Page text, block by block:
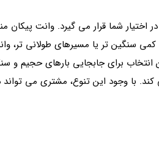
در اختیار شما قرار می گیرد. وانت
تر یا مسیرهای طولانی تر، وانت
برای جابجایی بارهای حجیم و
با وجود این تنوع، مشتری می تواند